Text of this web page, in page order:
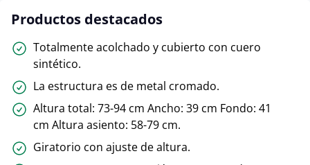
Productos destacados
Totalmente acolchado y cubierto con cuero
sintético.
La estructura es de metal cromado.
Altura total: 73-94 cm Ancho: 39 cm Fondo: 41
cm Altura asiento: 58-79 cm.
Giratorio con ajuste de altura.